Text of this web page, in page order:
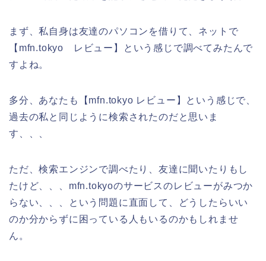
まず、私自身は友達のパソコンを借りて、ネットで
【mfn.tokyo レビュー】という感じで調べてみたんで
すよね。
多分、あなたも【mfn.tokyo レビュー】という感じで、
過去の私と同じように検索されたのだと思いま
す、、、
ただ、検索エンジンで調べたり、友達に聞いたりもし
たけど、、、mfn.tokyoのサービスのレビューがみつか
らない、、、という問題に直面して、どうしたらいい
のか分からずに困っている人もいるのかもしれませ
ん。